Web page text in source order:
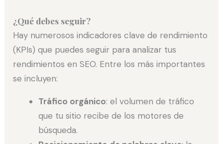
¿Qué debes seguir?
Hay numerosos indicadores clave de rendimiento
(KPIs) que puedes seguir para analizar tus
rendimientos en SEO. Entre los más importantes
se incluyen:
Tráfico orgánico: el volumen de tráfico
que tu sitio recibe de los motores de
búsqueda.